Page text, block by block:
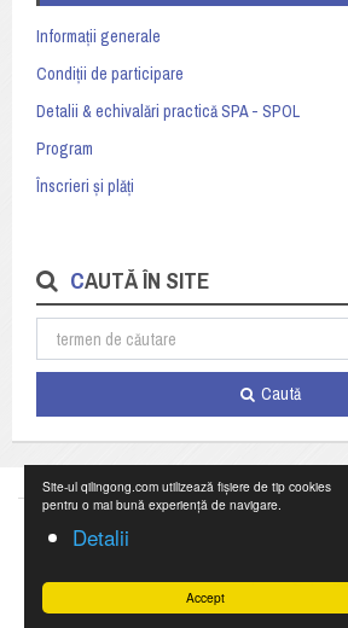
Site-ul qilingong.com utilizează fișiere de tip cookies
pentru o mai bună experiență de navigare.
Detalii
Accept
Informații generale
Condiții de participare
Detalii & echivalări practică SPA - SPOL
Program
Înscrieri și plăți
CAUTĂ ÎN SITE
Caută
©2023 Federația Națională de
+40 769 055 990,